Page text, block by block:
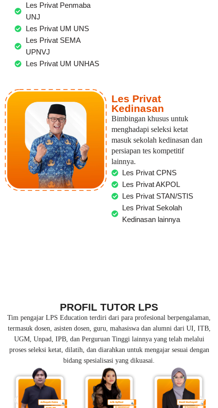
Les Privat Penmaba
UNJ
Les Privat UM UNS
Les Privat SEMA
UPNVJ
Les Privat UM UNHAS
Les Privat
Kedinasan
Bimbingan khusus untuk
menghadapi seleksi ketat
masuk sekolah kedinasan dan
persiapan tes kompetitif
lainnya.
Les Privat CPNS
Les Privat AKPOL
Les Privat STAN/STIS
Les Privat Sekolah
Kedinasan lainnya
PROFIL TUTOR LPS
Tim pengajar LPS Education terdiri dari para profesional berpengalaman,
termasuk dosen, asisten dosen, guru, mahasiswa dan alumni dari UI, ITB,
UGM, Unpad, IPB, dan Perguruan Tinggi lainnya yang telah melalui
proses seleksi ketat, dilatih, dan diarahkan untuk mengajar sesuai dengan
bidang spesialisasi yang dikuasai.